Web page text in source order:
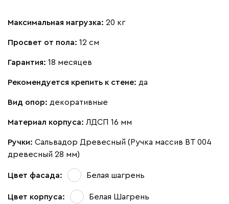
Максимальная нагрузка: 20 кг
Просвет от пола: 12 см
Гарантия: 18 месяцев
Рекомендуется крепить к стене: да
Вид опор: декоративные
Материал корпуса: ЛДСП 16 мм
Ручки: Сальвадор Древесный (Ручка массив ВТ 004
древесный 28 мм)
Цвет фасада: Белая шагрень
Цвет корпуса: Белая Шагрень